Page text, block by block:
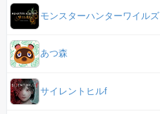
モンスターハンターワイルズ
あつ森
サイレントヒルf